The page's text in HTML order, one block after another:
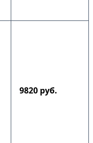
9820 руб.